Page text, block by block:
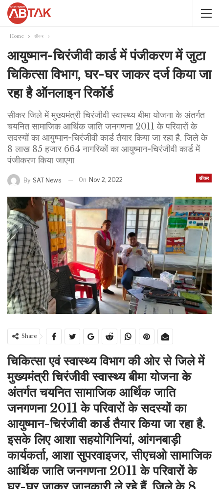
Home सीकर
आयुष्मान-चिरंजीवी कार्ड में पंजीकरण में जुटा
चिकित्सा विभाग, घर-घर जाकर दर्ज किया जा
रहा है ऑनलाइन रिकॉर्ड
सीकर जिले में मुख्यमंत्री चिरंजीवी स्वास्थ्य बीमा योजना के अंतर्गत
चयनित सामाजिक आर्थिक जाति जनगणना 2011 के परिवारों के
सदस्यों का आयुष्मान-चिरंजीवी कार्ड तैयार किया जा रहा है. जिले के
8 लाख 85 हजार 664 नागरिकों का आयुष्मान-चिरंजीवी कार्ड में
पंजीकरण किया जाएगा
सीकर
By SAT News On Nov 2, 2022
Share
चिकित्सा एवं स्वास्थ्य विभाग की ओर से जिले में
मुख्यमंत्री चिरंजीवी स्वास्थ्य बीमा योजना के
अंतर्गत चयनित सामाजिक आर्थिक जाति
जनगणना 2011 के परिवारों के सदस्यों का
आयुष्मान-चिरंजीवी कार्ड तैयार किया जा रहा है.
इसके लिए आशा सहयोगिनियां, आंगनबाड़ी
कार्यकर्ता, आशा सुपरवाइजर, सीएचओ सामाजिक
आर्थिक जाति जनगणना 2011 के परिवारों के